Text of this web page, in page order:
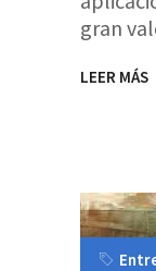
gran
LEER MÁS